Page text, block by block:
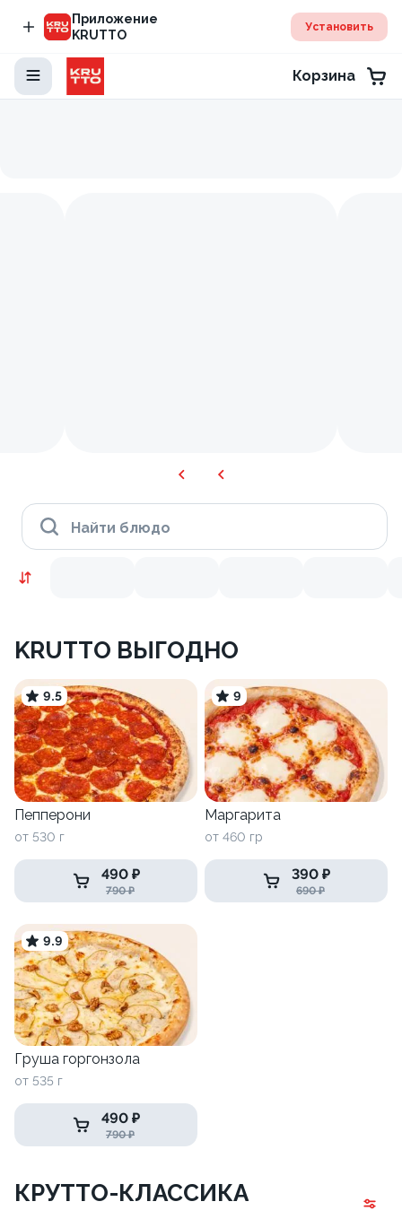
Приложение
KRUTTO
Установить
Корзина
Найти блюдо
KRUTTO ВЫГОДНО
9.5
Пепперони
от 530 г
490 ₽
790 ₽
9
Маргарита
от 460 гр
390 ₽
690 ₽
9.9
Груша горгонзола
от 535 г
490 ₽
790 ₽
КРУТТО-КЛАССИКА